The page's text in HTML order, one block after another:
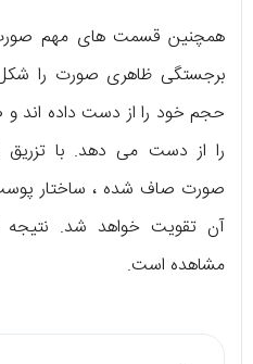
همچنین قسمت های مهم
برجستگی ظاهری صورت را
حجم خود را از دست داده اند
را از دست می دهد. با تزریق
صورت صاف شده ، ساختار
آن تقویت خواهد شد. نتیجه
مشاهده است.